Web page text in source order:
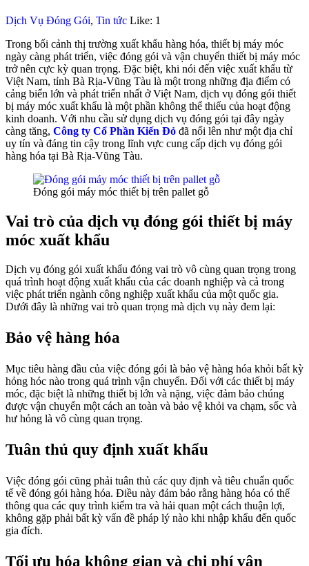
Dịch Vụ Đóng Gói, Tin tức Like: 1
Trong bối cảnh thị trường xuất khẩu hàng hóa, thiết bị máy móc
ngày càng phát triển, việc đóng gói và vận chuyển thiết bị máy móc
trở nên cực kỳ quan trọng. Đặc biệt, khi nói đến việc xuất khẩu từ
Việt Nam, tỉnh Bà Rịa-Vũng Tàu là một trong những địa điểm có
cảng biển lớn và phát triển nhất ở Việt Nam, dịch vụ đóng gói thiết
bị máy móc xuất khẩu là một phần không thể thiếu của hoạt động
kinh doanh. Với nhu cầu sử dụng dịch vụ đóng gói tại đây ngày
càng tăng, Công ty Cổ Phần Kiến Đỏ đã nổi lên như một địa chỉ
uy tín và đáng tin cậy trong lĩnh vực cung cấp dịch vụ đóng gói
hàng hóa tại Bà Rịa-Vũng Tàu.
Đóng gói máy móc thiết bị trên pallet gỗ
Vai trò của dịch vụ đóng gói thiết bị máy
móc xuất khẩu
Dịch vụ đóng gói xuất khẩu đóng vai trò vô cùng quan trọng trong
quá trình hoạt động xuất khẩu của các doanh nghiệp và cả trong
việc phát triển ngành công nghiệp xuất khẩu của một quốc gia.
Dưới đây là những vai trò quan trọng mà dịch vụ này đem lại:
Bảo vệ hàng hóa
Mục tiêu hàng đầu của việc đóng gói là bảo vệ hàng hóa khỏi bất kỳ
hỏng hóc nào trong quá trình vận chuyển. Đối với các thiết bị máy
móc, đặc biệt là những thiết bị lớn và nặng, việc đảm bảo chúng
được vận chuyển một cách an toàn và bảo vệ khỏi va chạm, sốc và
hư hỏng là vô cùng quan trọng.
Tuân thủ quy định xuất khẩu
Việc đóng gói cũng phải tuân thủ các quy định và tiêu chuẩn quốc
tế về đóng gói hàng hóa. Điều này đảm bảo rằng hàng hóa có thể
thông qua các quy trình kiểm tra và hải quan một cách thuận lợi,
không gặp phải bất kỳ vấn đề pháp lý nào khi nhập khẩu đến quốc
gia đích.
Tối ưu hóa không gian và chi phí vận